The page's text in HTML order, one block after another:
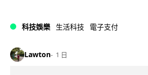
科技娛樂 生活科技 電子支付
Lawton 1 日